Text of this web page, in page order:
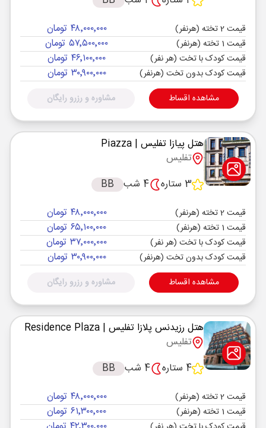
قیمت 2 تخته (هرنفر) ۴۸٬۰۰۰٬۰۰۰ تومان
قیمت 1 تخته (هرنفر) ۵۷٬۵۰۰٬۰۰۰ تومان
قیمت کودک با تخت (هر نفر) ۴۶٬۱۰۰٬۰۰۰ تومان
قیمت کودک بدون تخت (هرنفر) ۳۰٬۹۰۰٬۰۰۰ تومان
مشاهده اقساط مشاوره و رزرو رایگان
هتل پیازا تفلیس | Piazza
تفلیس
3 ستاره
4 شب BB
قیمت 2 تخته (هرنفر) ۴۸٬۰۰۰٬۰۰۰ تومان
قیمت 1 تخته (هرنفر) ۶۵٬۱۰۰٬۰۰۰ تومان
قیمت کودک با تخت (هر نفر) ۳۷٬۰۰۰٬۰۰۰ تومان
قیمت کودک بدون تخت (هرنفر) ۳۰٬۹۰۰٬۰۰۰ تومان
مشاهده اقساط مشاوره و رزرو رایگان
هتل رزیدنس پلازا تفلیس | Residence Plaza
تفلیس
4 ستاره
4 شب BB
قیمت 2 تخته (هرنفر) ۴۸٬۰۰۰٬۰۰۰ تومان
قیمت 1 تخته (هرنفر) ۶۱٬۳۰۰٬۰۰۰ تومان